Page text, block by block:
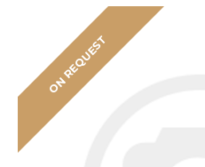
ON REQUEST